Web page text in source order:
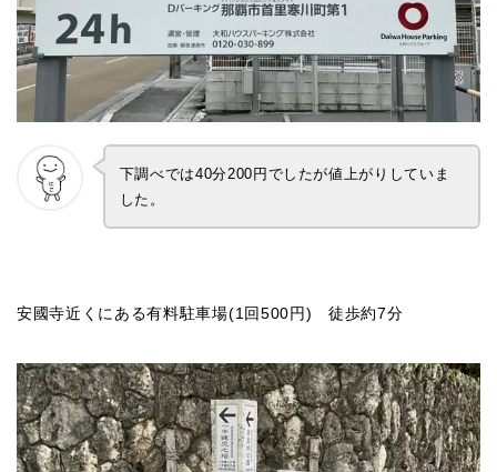
下調べでは40分200円でしたが値上がりしていま
した。
安國寺近くにある有料駐車場(1回500円) 徒歩約7分